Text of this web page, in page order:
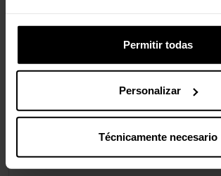
Permitir todas
Personalizar
Técnicamente necesario